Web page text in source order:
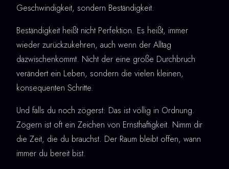
Geschwindigkeit, sondern Beständigkeit.
Beständigkeit heißt nicht Perfektion. Es heißt, immer
wieder zurückzukehren, auch wenn der Alltag
dazwischenkommt. Nicht der eine große Durchbruch
verändert ein Leben, sondern die vielen kleinen,
konsequenten Schritte.
Und falls du noch zögerst: Das ist völlig in Ordnung.
Zögern ist oft ein Zeichen von Ernsthaftigkeit. Nimm dir
die Zeit, die du brauchst. Der Raum bleibt offen, wann
immer du bereit bist.